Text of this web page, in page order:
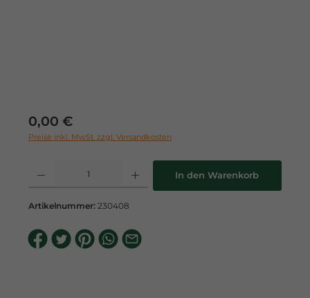
Regulärer Preis:
0,00 €
Preise inkl. MwSt. zzgl. Versandkosten
In den Warenkorb
Artikelnummer: 230408